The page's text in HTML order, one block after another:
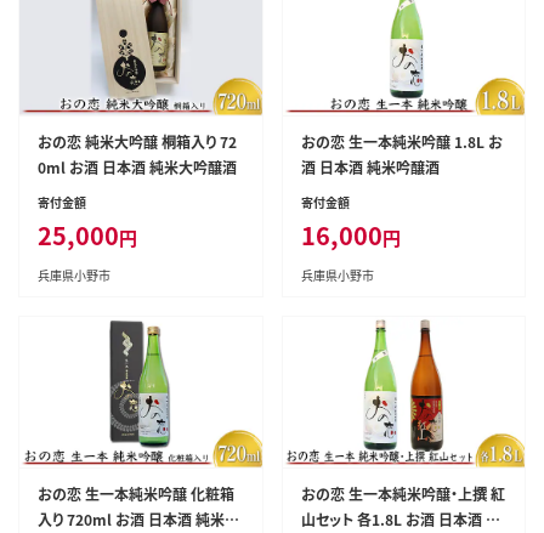
おの恋 純米大吟醸 桐箱入り 72
0ml お酒 日本酒 純米大吟醸酒
寄付金額
25,000円
兵庫県小野市
おの恋 生一本純米吟醸 1.8L お
酒 日本酒 純米吟醸酒
寄付金額
16,000円
兵庫県小野市
おの恋 生一本純米吟醸 化粧箱
入り 720ml お酒 日本酒 純米吟
おの恋 生一本純米吟醸・上撰 紅
山セット 各1.8L お酒 日本酒 純